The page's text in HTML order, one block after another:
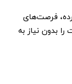
فرصت‌های
بدون نیاز به